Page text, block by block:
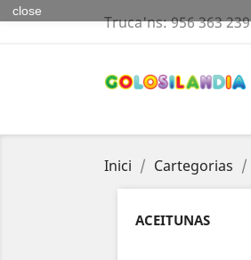
Truca'ns:956 363 239
Inici Cartegorias
ACEITUNAS
close